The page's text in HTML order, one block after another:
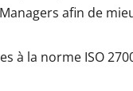
afin de
à la norme ISO